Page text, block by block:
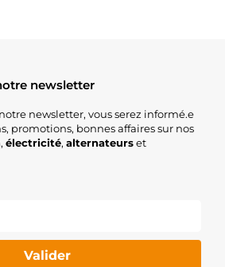
newsletter
newsletter, vous serez informé.e
promotions, bonnes affaires sur nos
, électricité, alternateurset
Valider